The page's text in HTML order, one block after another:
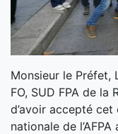
Monsieur le Préfet,
FO, SUD FPA de la
d’avoir accepté
nationale de